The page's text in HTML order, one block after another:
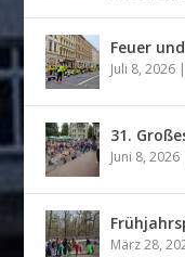
Feuer
Juli 8, 2026 |
31.
Juni 8, 2026
März 28,